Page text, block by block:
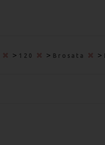
> 120 > Brosata >